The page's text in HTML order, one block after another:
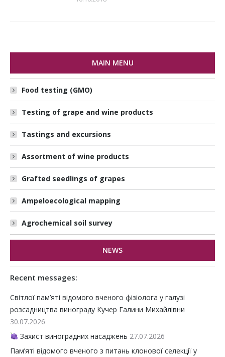
MAIN MENU
Food testing (GMO)
Testing of grape and wine products
Tastings and excursions
Assortment of wine products
Grafted seedlings of grapes
Ampeloecological mapping
Agrochemical soil survey
NEWS
Recent messages:
Світлої пам’яті відомого вченого фізіолога у галузі
розсадництва винограду Кучер Галини Михайлівни
30.07.2026
Захист виноградних насаджень 27.07.2026
Пам’яті відомого вченого з питань клонової селекції у